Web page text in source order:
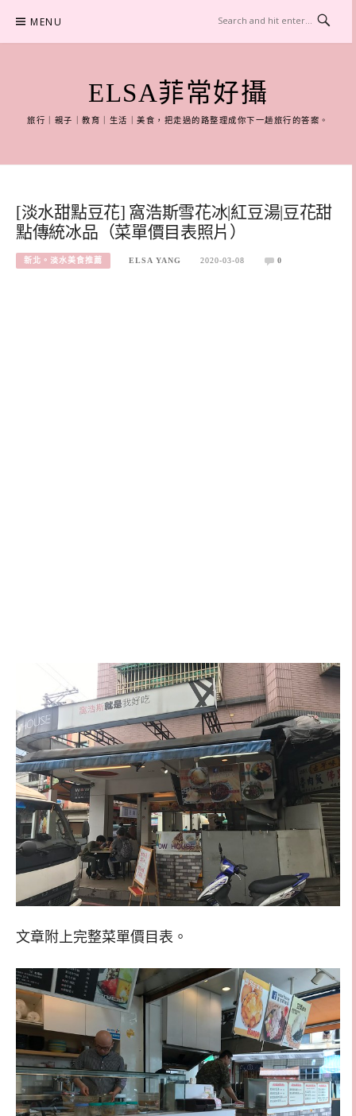
content
MENU
ELSA菲常好攝
旅行｜親子｜教育｜生活｜美食，把走過的路整理成你下一趟旅行的答案。
[淡水甜點豆花] 窩浩斯雪花冰|紅豆湯|豆花甜
點傳統冰品（菜單價目表照片）
新北。淡水美食推薦 ELSA YANG 2020-03-08 0
文章附上完整菜單價目表。